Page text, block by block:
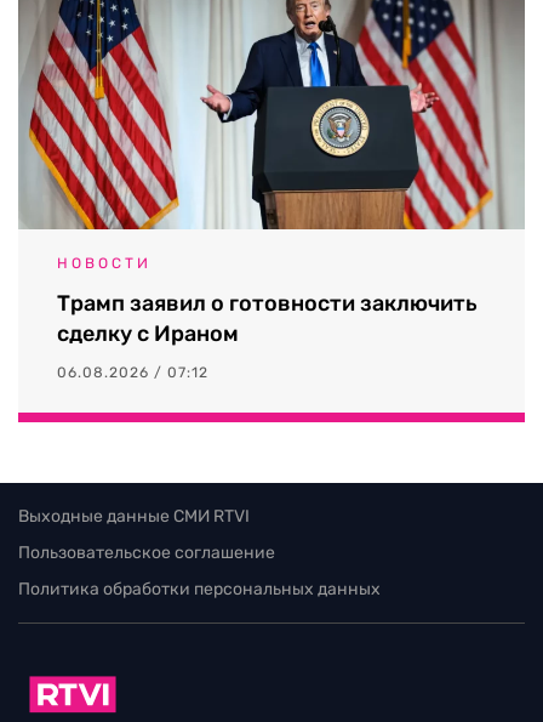
НОВОСТИ
Трамп заявил о готовности заключить
сделку с Ираном
06.08.2026 / 07:12
Выходные данные СМИ RTVI
Пользовательское соглашение
Политика обработки персональных данных